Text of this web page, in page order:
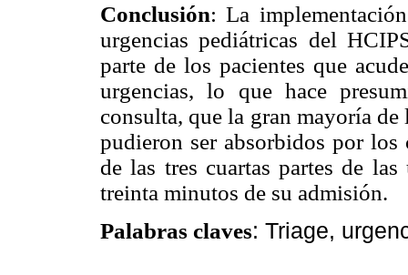
Conclusión: La
urgencias pediátricas del
parte de los pacientes que
urgencias, lo que hace
consulta, que la gran mayoría
pudieron ser absorbidos por los
de las tres cuartas partes de
treinta minutos de su admisión.
Palabras claves: Triage,